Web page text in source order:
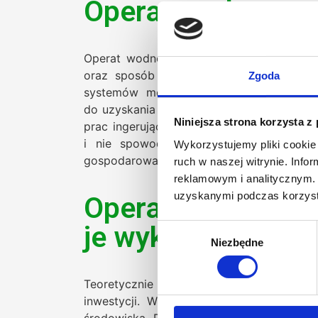
Zgoda
Niniejsza strona korzysta z
Wykorzystujemy pliki
ruch w naszej witrynie.
reklamowym i
uzyskanymi podczas
zgody
Niezbędne
Operat
Operat wodnoprawny jest niezbędny
oraz sposób ich użytkowania. Dotyczy
systemów melioracyjnych czy różnego
do uzyskania pozwolenia
prac ingerujących w środowisko wodne.
i nie spowoduje negatywnych
gospodarowania wodą.
Operaty
je wykonywać?
Teoretycznie sporządzenie operatu
inwestycji. W praktyce jednak jest to